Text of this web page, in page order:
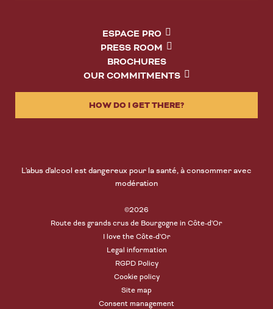
ESPACE PRO
PRESS ROOM
BROCHURES
OUR COMMITMENTS
HOW DO I GET THERE?
L'abus d'alcool est dangereux pour la santé, à consommer avec
modération
©2026
Route des grands crus de Bourgogne in Côte-d'Or
I love the Côte-d'Or
Legal information
RGPD Policy
Cookie policy
Site map
Consent management